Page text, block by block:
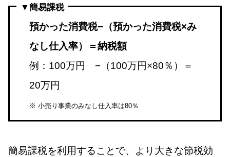
▼簡易課税
預かった消費税−（預かった消費税×み
なし仕入率）＝納税額
例：100万円 −（100万円×80％）＝
20万円
※ 小売り事業のみなし仕入率は80％
簡易課税を利用することで、より大きな節税効